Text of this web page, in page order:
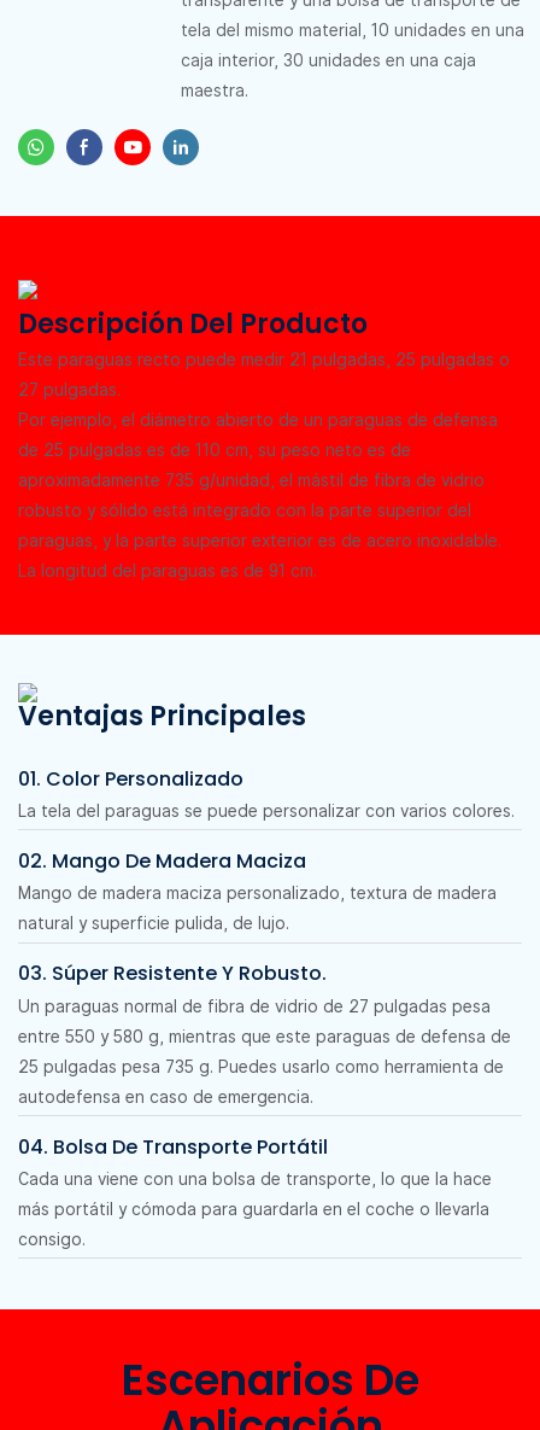
tela del mismo material, 10 unidades en una
caja interior, 30 unidades en una caja
maestra.
Descripción Del Producto
Este paraguas recto puede medir 21 pulgadas, 25 pulgadas o
27 pulgadas.
Por ejemplo, el diámetro abierto de un paraguas de defensa
de 25 pulgadas es de 110 cm, su peso neto es de
aproximadamente 735 g/unidad, el mástil de fibra de vidrio
robusto y sólido está integrado con la parte superior del
paraguas, y la parte superior exterior es de acero inoxidable.
La longitud del paraguas es de 91 cm.
Ventajas Principales
01. Color Personalizado
La tela del paraguas se puede personalizar con varios colores.
02. Mango De Madera Maciza
Mango de madera maciza personalizado, textura de madera
natural y superficie pulida, de lujo.
03. Súper Resistente Y Robusto.
Un paraguas normal de fibra de vidrio de 27 pulgadas pesa
entre 550 y 580 g, mientras que este paraguas de defensa de
25 pulgadas pesa 735 g. Puedes usarlo como herramienta de
autodefensa en caso de emergencia.
04. Bolsa De Transporte Portátil
Cada una viene con una bolsa de transporte, lo que la hace
más portátil y cómoda para guardarla en el coche o llevarla
consigo.
Escenarios De